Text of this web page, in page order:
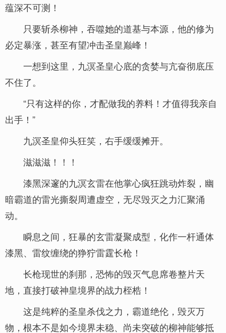
蕴深不可测！
只要斩杀柳神，吞噬她的道基与本源，他的修为
必定暴涨，甚至有望冲击圣皇巅峰！
一想到这里，九溟圣皇心底的贪婪与亢奋彻底压
不住了。
“只有这样的你，才配做我的养料！才值得我亲自
出手！”
九溟圣皇仰头狂笑，右手缓缓摊开。
滋滋滋！！！
漆黑深邃的九溟玄雷在他掌心疯狂跳动炸裂，幽
暗霸道的雷光撕裂周遭虚空，无尽毁灭之力汇聚涌
动。
瞬息之间，狂暴的玄雷凝聚成型，化作一杆通体
漆黑、雷纹缠绕的狰狞雷霆长枪！
长枪现世的刹那，恐怖的毁灭气息席卷整片天
地，直接打破神皇境界的战力桎梏！
这是纯粹的圣皇杀伐之力，霸道绝伦，毁灭万
物，根本不是如今境界未稳、尚未突破的柳神能够抵